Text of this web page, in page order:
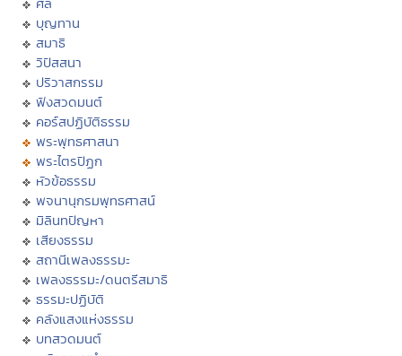
บุญทาน
สมาธิ
วิปัสสนา
ปริวาสกรรม
ฟังสวดมนต์
คอร์สปฏิบัติธรรม
พระพุทธศาสนา
พระไตรปิฏก
หัวข้อธรรม
พจนานุกรมพุทธศาสน์
มิลินทปัญหา
เสียงธรรม
สถานีเพลงธรรมะ
เพลงธรรมะ/ดนตรีสมาธิ
ธรรมะปฏิบัติ
คลังแสงแห่งธรรม
บทสวดมนต์